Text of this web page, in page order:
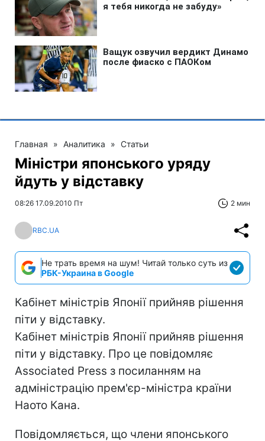
Главная » Аналитика » Статьи
Міністри японського уряду
йдуть у відставку
08:26 17.09.2010 Пт 2 мин
RBC.UA
Не трать время на шум! Читай только суть из
РБК-Украина в Google
Кабінет міністрів Японії прийняв рішення
піти у відставку.
Кабінет міністрів Японії прийняв рішення
піти у відставку. Про це повідомляє
Associated Press з посиланням на
адміністрацію прем'єр-міністра країни
Наото Кана.
Повідомляється, що члени японського